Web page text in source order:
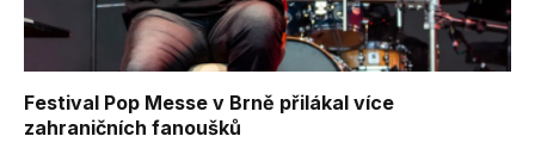
Festival Pop Messe v Brně přilákal více
zahraničních fanoušků